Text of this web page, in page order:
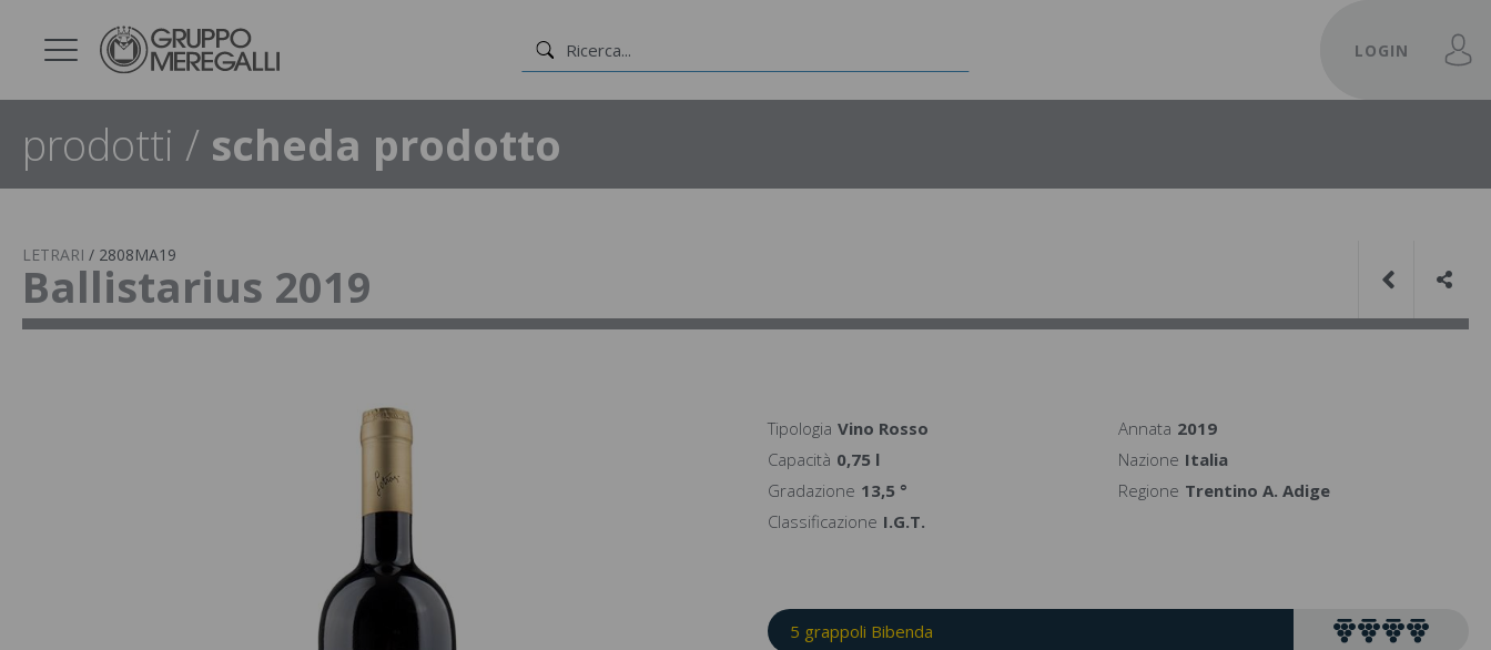
LOGIN
prodotti / scheda prodotto
LETRARI / 2808MA19
Ballistarius 2019
Tipologia Vino Rosso Annata 2019
Capacità 0,75 l Nazione Italia
Gradazione 13,5 ° Regione Trentino A. Adige
Classificazione I.G.T.
5 grappoli Bibenda